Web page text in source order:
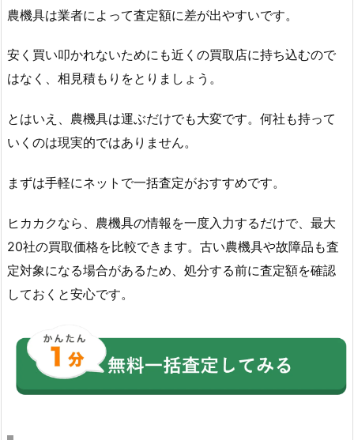
農機具は業者によって査定額に差が出やすいです。
安く買い叩かれないためにも近くの買取店に持ち込むので
はなく、相見積もりをとりましょう。
とはいえ、農機具は運ぶだけでも大変です。何社も持って
いくのは現実的ではありません。
まずは手軽にネットで一括査定がおすすめです。
ヒカカクなら、農機具の情報を一度入力するだけで、最大
20社の買取価格を比較できます。古い農機具や故障品も査
定対象になる場合があるため、処分する前に査定額を確認
しておくと安心です。